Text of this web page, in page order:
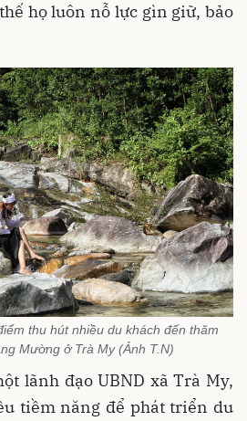
họ luôn nỗ lực gìn giữ, bảo
thu hút nhiều du khách đến thăm
Mường ở Trà My (Ảnh T.N)
lãnh đạo UBND xã Trà My,
tiềm năng để phát triển du